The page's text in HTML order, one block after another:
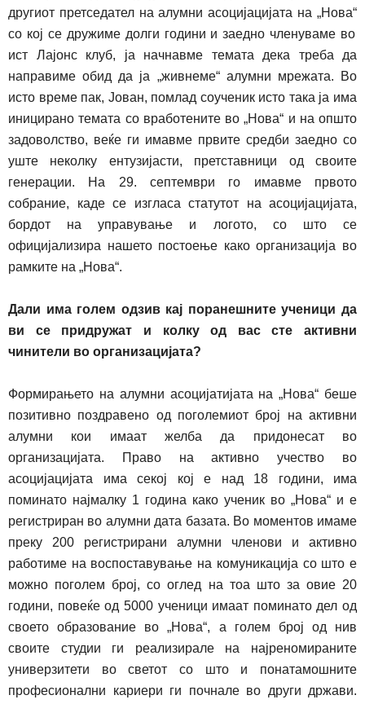
другиот претседател на алумни асоцијацијата на „Нова“
со кој се дружиме долги години и заедно членуваме во
ист Лајонс клуб, ја начнавме темата дека треба да
направиме обид да ја „живнеме“ алумни мрежата. Во
исто време пак, Јован, помлад соученик исто така ја има
иницирано темата со вработените во „Нова“ и на општо
задоволство, веќе ги имавме првите средби заедно со
уште неколку ентузијасти, претставници од своите
генерации. На 29. септември го имавме првото
собрание, каде се изгласа статутот на асоцијацијата,
бордот на управување и логото, со што се
официјализира нашето постоење како организација во
рамките на „Нова“.
Дали има голем одзив кај поранешните ученици да
ви се придружат и колку од вас сте активни
чинители во организацијата?
Формирањето на алумни асоцијатијата на „Нова“ беше
позитивно поздравено од поголемиот број на активни
алумни кои имаат желба да придонесат во
организацијата. Право на активно учество во
асоцијацијата има секој кој е над 18 години, има
поминато најмалку 1 година како ученик во „Нова“ и е
регистриран во алумни дата базата. Во моментов имаме
преку 200 регистрирани алумни членови и активно
работиме на воспоставување на комуникација со што е
можно поголем број, со оглед на тоа што за овие 20
години, повеќе од 5000 ученици имаат поминато дел од
своето образование во „Нова“, а голем број од нив
своите студии ги реализирале на најреномираните
универзитети во светот со што и понатамошните
професионални кариери ги почнале во други држави.